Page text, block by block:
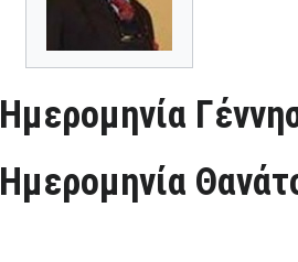
Ημερομηνία
Ημερομηνία